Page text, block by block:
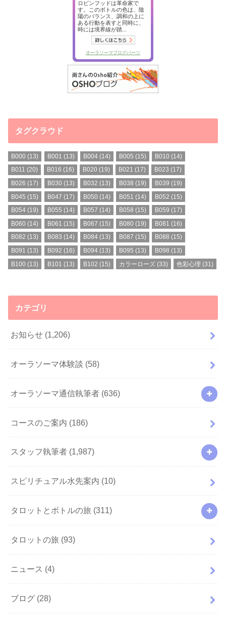
タグクラウド
B000 (13) B001 (13) B004(14) B005 (15) B010 (14)
B011 (20) B016 (16) B020 (19) B021 (17) B023 (17)
B026 (17) B030 (13) B032 (13) B038 (19) B039 (19)
B045 (15) B047 (17) B050 (14) B051 (14) B052 (15)
B054 (19) B055 (14) B057 (14) B058 (15) B059 (17)
B060 (14) B061 (15) B067 (15) B080 (19) B081 (16)
B082 (13) B083 (14) B084(13) B087 (15) B088 (15)
B091 (13) B092 (16) B094(13) B095 (13) B098 (13)
B100 (13) B101 (13) B102 (15) カラーローズ (33) 色彩心理 (31)
カテゴリ
お知らせ (1,206)
オーラソーマ体験談 (58)
オーラソーマ通信執筆者 (636)
コースのご案内 (186)
スタッフ執筆者 (1,987)
スピリチュアル水先案内 (10)
タロットとボトルの旅 (311)
タロットの旅 (93)
ニュース (4)
ブログ (28)